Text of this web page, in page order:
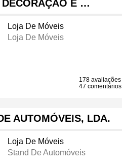
E …
Loja De Móveis
Loja De Móveis
178 avaliações
47 comentários
AUTOMÓVEIS, LDA.
Loja De Móveis
Stand De Automóveis